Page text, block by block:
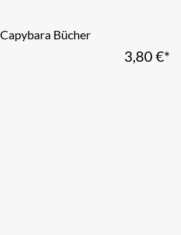
Capybara Bücher
3,80€*